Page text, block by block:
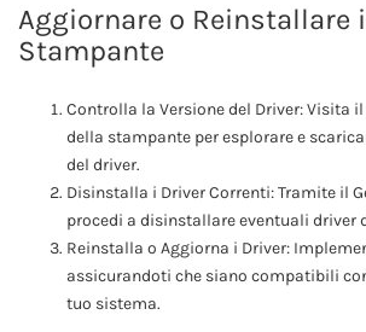
Aggiornare o Reinstallare
Stampante
Controlla la Versione del Driver: Visita
della stampante per esplorare e
del driver.
Disinstalla i Driver Correnti: Tramite il
procedi a disinstallare eventuali driver
Reinstalla o Aggiorna i Driver:
assicurandoti che siano compatibili
tuo sistema.